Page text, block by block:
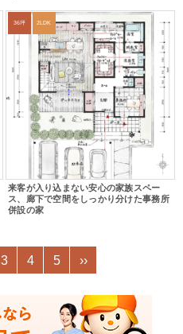
36坪 2LDK
来客が入り込まない安心の家族スペー
ス、廊下で空間をしっかり分けた事務所
併設の家
3 4 5 ››